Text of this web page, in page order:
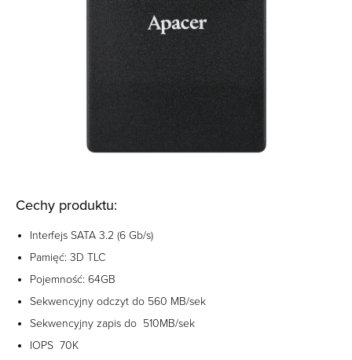
Cechy produktu:
Interfejs SATA 3.2 (6 Gb/s)
Pamięć: 3D TLC
Pojemność: 64GB
Sekwencyjny odczyt do 560 MB/sek
Sekwencyjny zapis do 510MB/sek
IOPS 70K